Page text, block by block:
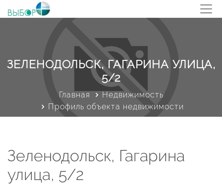
ЗЕЛЕНОДОЛЬСК, ГАГАРИНА УЛИЦА,
5/2
Главная
Недвижимость
Профиль объекта недвижимости
Зеленодольск, Гагарина
улица, 5/2